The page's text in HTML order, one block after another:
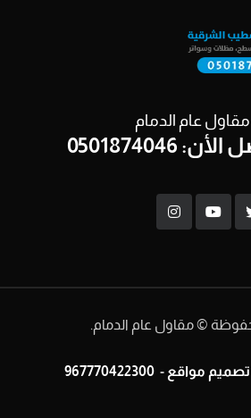
عام الدمام
0501874046
© مقاول عام الدمام.
مواقع -
967770422300